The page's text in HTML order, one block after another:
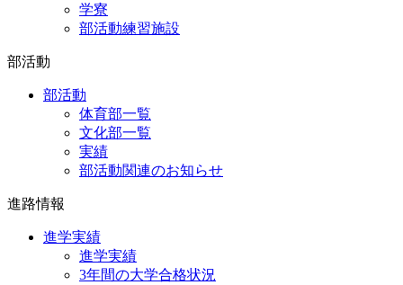
学寮
部活動練習施設
部活動
部活動
体育部一覧
文化部一覧
実績
部活動関連のお知らせ
進路情報
進学実績
進学実績
3年間の大学合格状況